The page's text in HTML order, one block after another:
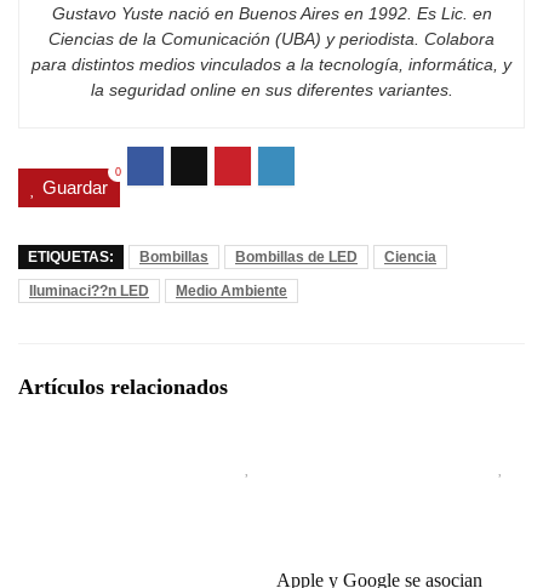
Gustavo Yuste nació en Buenos Aires en 1992. Es Lic. en
Ciencias de la Comunicación (UBA) y periodista. Colabora
para distintos medios vinculados a la tecnología, informática, y
la seguridad online en sus diferentes variantes.
Guardar
0
ETIQUETAS: Bombillas Bombillas de LED
Ciencia
Iluminaci??n LED
Medio Ambiente
Artículos relacionados
Apple y Google se asocian